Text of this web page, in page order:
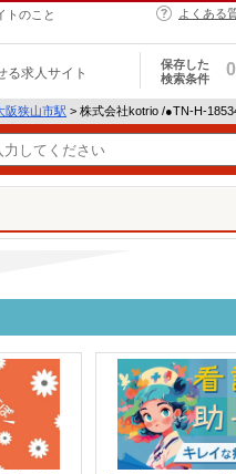
トのこと
よくある
る求人サイト
保存した
検索条件
0
阪狭山市駅 > 株式会社kotrio /●TN-H-